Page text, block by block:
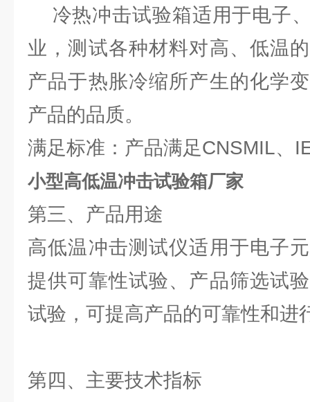
冷热冲击试验箱适用于电子
业，测试各种材料对高、低温
产品于热胀冷缩所产生的化学
产品的品质。
满足标准：产品满足CNSMIL、
小型高低温冲击试验箱厂家
第三、产品用途
高低温冲击测试仪适用于电子
提供可靠性试验、产品筛选试
试验，可提高产品的可靠性和进
第四、主要技术指标